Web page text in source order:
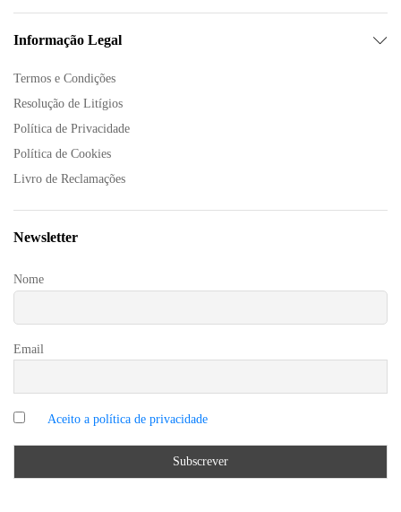
Informação Legal
Termos e Condições
Resolução de Litígios
Política de Privacidade
Política de Cookies
Livro de Reclamações
Newsletter
Nome
Email